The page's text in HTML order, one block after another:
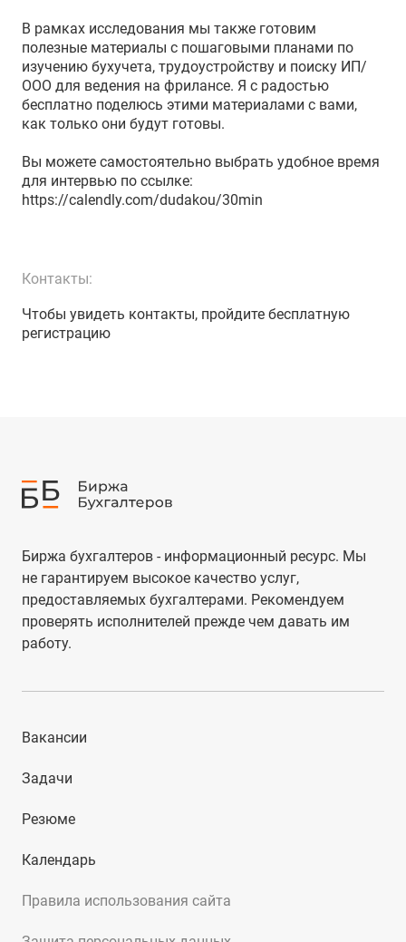
В рамках исследования мы также готовим
полезные материалы с пошаговыми планами по
изучению бухучета, трудоустройству и поиску ИП/
ООО для ведения на фрилансе. Я с радостью
бесплатно поделюсь этими материалами с вами,
как только они будут готовы.
Вы можете самостоятельно выбрать удобное время
для интервью по ссылке:
https://calendly.com/dudakou/30min
Контакты:
Чтобы увидеть контакты, пройдите бесплатную
регистрацию
Биржа бухгалтеров - информационный ресурс. Мы
не гарантируем высокое качество услуг,
предоставляемых бухгалтерами. Рекомендуем
проверять исполнителей прежде чем давать им
работу.
Правила использования сайта
Вакансии
Задачи
Резюме
Календарь